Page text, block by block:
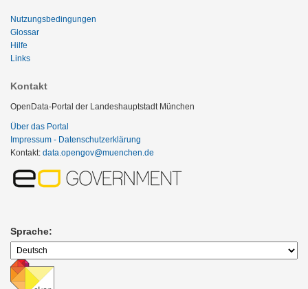
Nutzungsbedingungen
Glossar
Hilfe
Links
Kontakt
OpenData-Portal der Landeshauptstadt München
Über das Portal
Impressum - Datenschutzerklärung
Kontakt: data.opengov@muenchen.de
Sprache